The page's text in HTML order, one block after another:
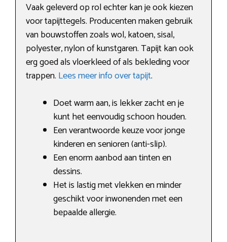
Vaak geleverd op rol echter kan je ook kiezen
voor tapijttegels. Producenten maken gebruik
van bouwstoffen zoals wol, katoen, sisal,
polyester, nylon of kunstgaren. Tapijt kan ook
erg goed als vloerkleed of als bekleding voor
trappen. Lees meer info over tapijt.
Doet warm aan, is lekker zacht en je
kunt het eenvoudig schoon houden.
Een verantwoorde keuze voor jonge
kinderen en senioren (anti-slip).
Een enorm aanbod aan tinten en
dessins.
Het is lastig met vlekken en minder
geschikt voor inwonenden met een
bepaalde allergie.